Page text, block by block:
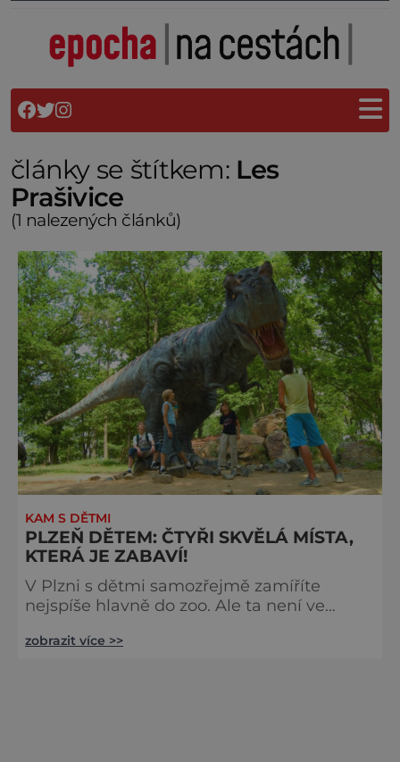
články se štítkem: Les
Prašivice
(1 nalezených článků)
KAM S DĚTMI
PLZEŇ DĚTEM: ČTYŘI SKVĚLÁ MÍSTA,
KTERÁ JE ZABAVÍ!
V Plzni s dětmi samozřejmě zamíříte
nejspíše hlavně do zoo. Ale ta není ve
které město dětem nabízí. Tady jsou čtyři
zobrazit více >>